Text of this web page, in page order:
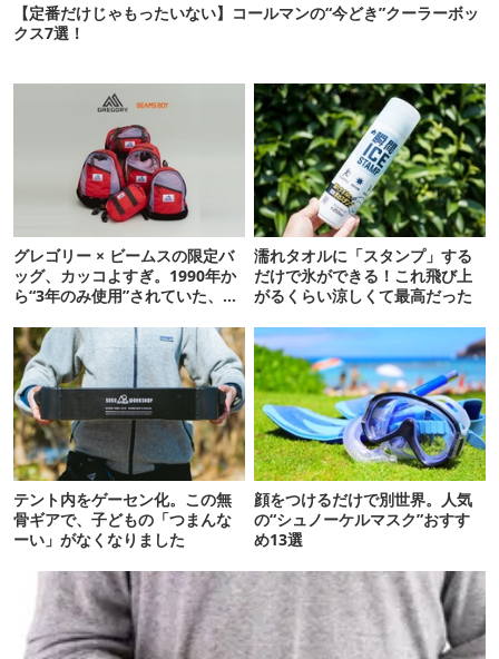
【定番だけじゃもったいない】コールマンの“今どき”クーラーボッ
クス7選！
グレゴリー × ビームスの限定バ
ッグ、カッコよすぎ。1990年か
ら“3年のみ使用”されていた、紫
濡れタオルに「スタンプ」する
だけで氷ができる！これ飛び上
がるくらい涼しくて最高だった
テント内をゲーセン化。この無
骨ギアで、子どもの「つまんな
ーい」がなくなりました
顔をつけるだけで別世界。人気
の“シュノーケルマスク”おすす
め13選